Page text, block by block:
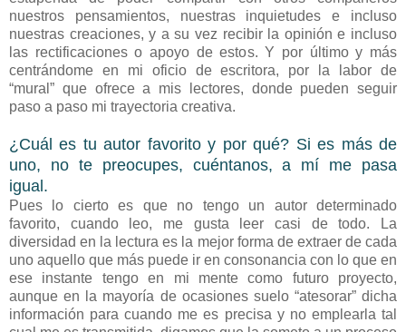
nuestros pensamientos, nuestras inquietudes e incluso
nuestras creaciones, y a su vez recibir la opinión e incluso
las rectificaciones o apoyo de estos. Y por último y más
centrándome en mi oficio de escritora, por la labor de
“mural” que ofrece a mis lectores, donde pueden seguir
paso a paso mi trayectoria creativa.
¿Cuál es tu autor favorito y por qué? Si es más de
uno, no te preocupes, cuéntanos, a mí me pasa
igual.
Pues lo cierto es que no tengo un autor determinado
favorito, cuando leo, me gusta leer casi de todo. La
diversidad en la lectura es la mejor forma de extraer de cada
uno aquello que más puede ir en consonancia con lo que en
ese instante tengo en mi mente como futuro proyecto,
aunque en la mayoría de ocasiones suelo “atesorar” dicha
información para cuando me es precisa y no emplearla tal